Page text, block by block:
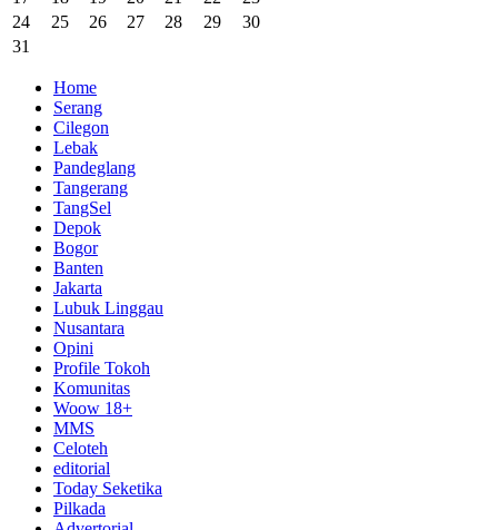
24
25 26 27 28 29
30
31
Home
Serang
Cilegon
Lebak
Pandeglang
Tangerang
TangSel
Depok
Bogor
Banten
Jakarta
Lubuk Linggau
Nusantara
Opini
Profile Tokoh
Komunitas
Woow 18+
MMS
Celoteh
editorial
Today Seketika
Pilkada